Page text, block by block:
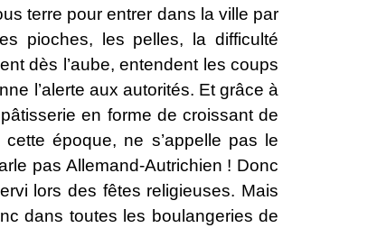
terre pour entrer dans la ville par
pioches, les pelles, la difficulté
dès l’aube, entendent les coups
l’alerte aux autorités. Et grâce à
en forme de croissant de
époque, ne s’appelle pas le
pas Allemand-Autrichien ! Donc
lors des fêtes religieuses. Mais
dans toutes les boulangeries de